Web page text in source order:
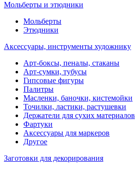
Мольберты и этюдники
Мольберты
Этюдники
Аксессуары, инструменты художнику
Арт-боксы, пеналы, стаканы
Арт-сумки, тубусы
Гипсовые фигуры
Палитры
Масленки, баночки, кистемойки
Точилки, ластики, растушевки
Держатели для сухих материалов
Фартуки
Аксессуары для маркеров
Другое
Заготовки для декорирования